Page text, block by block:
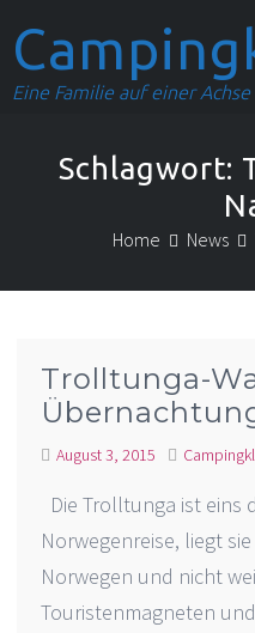
Eine Familie auf einer Achse
Schlagwort:
Home News
Trolltunga-
August 3, 2015
Die Trolltunga ist eins
Norwegenreise, liegt
Norwegen und nicht
Touristenmagneten